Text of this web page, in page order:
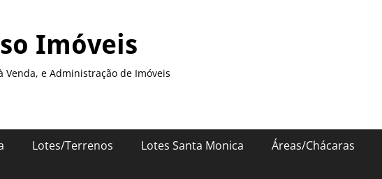
Imóveis
Venda, e Administração de Imóveis
Lotes/Terrenos Lotes Santa Monica Áreas/Chácaras